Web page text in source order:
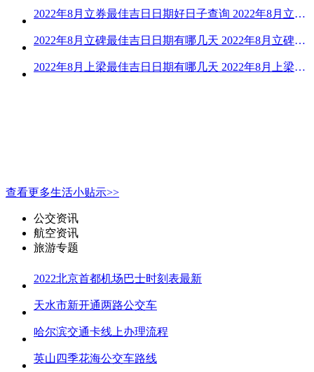
2022年8月立券最佳吉日日期好日子查询 2022年8月立券的黄道吉日一览
2022年8月立碑最佳吉日日期有哪几天 2022年8月立碑吉日查询
2022年8月上梁最佳吉日日期有哪几天 2022年8月上梁的黄道吉日
查看更多生活小贴示>>
公交资讯
航空资讯
旅游专题
2022北京首都机场巴士时刻表最新
天水市新开通两路公交车
哈尔滨交通卡线上办理流程
英山四季花海公交车路线